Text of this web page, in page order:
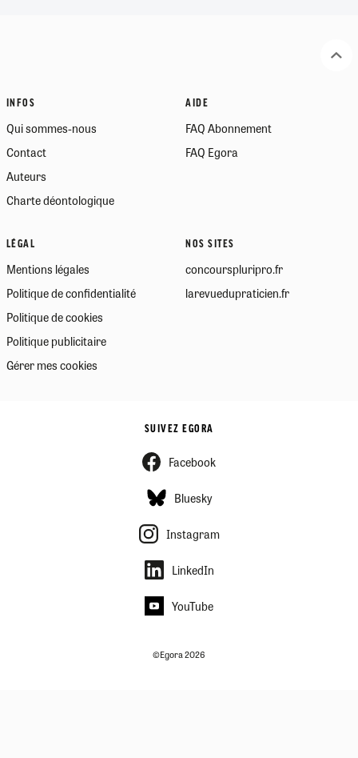
INFOS
Qui sommes-nous
Contact
Auteurs
Charte déontologique
AIDE
FAQ Abonnement
FAQ Egora
LÉGAL
Mentions légales
Politique de confidentialité
Politique de cookies
Politique publicitaire
Gérer mes cookies
NOS SITES
concourspluripro.fr
larevuedupraticien.fr
SUIVEZ EGORA
Facebook
Bluesky
Instagram
LinkedIn
YouTube
©Egora 2026